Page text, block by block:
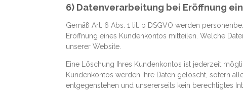
6) Datenverarbeitung bei Eröffnung
Gemäß Art. 6 Abs. 1 lit. b DSGVO werden
Eröffnung eines Kundenkontos mitteilen. Welche
unserer Website.
Eine Löschung Ihres Kundenkontos ist jederzeit
Kundenkontos werden Ihre Daten gelöscht, sofern
entgegenstehen und unsererseits kein berechtigtes